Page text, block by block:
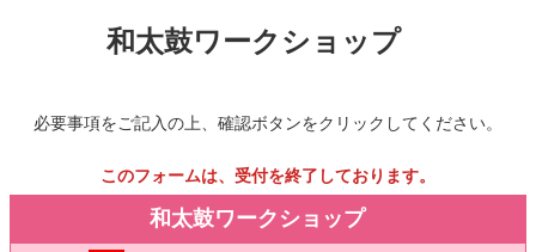
和太鼓ワークショップ
必要事項をご記入の上、確認ボタンをクリックしてください。
このフォームは、受付を終了しております。
和太鼓ワークショップ